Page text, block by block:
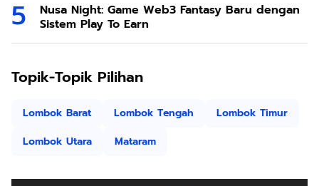
Nusa Night: Game Web3 Fantasy Baru dengan
Sistem Play To Earn
Topik-Topik Pilihan
Lombok Barat Lombok Tengah
Lombok Timur
Lombok Utara
Mataram